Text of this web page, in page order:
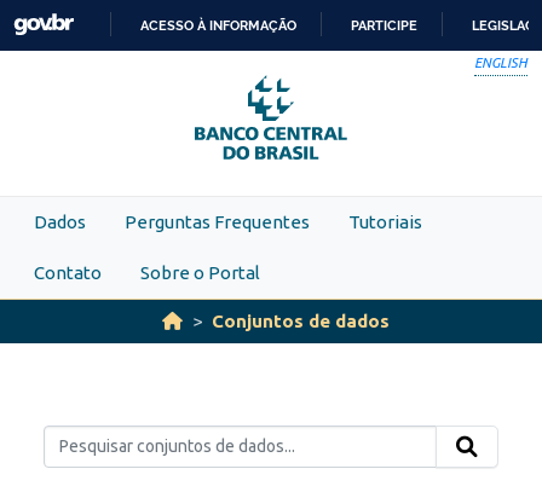
Skip to main content
PARA
O
CONTEÚDO
ACESSO À INFORMAÇÃO PARTICIPE
ENGLISH
Dados Perguntas Frequentes Tutoriais
Contato Sobre o Portal
Conjuntos de dados